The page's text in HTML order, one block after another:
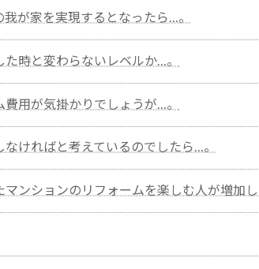
が家を実現するとなったら…。
時と変わらないレベルか…。
費用が気掛かりでしょうが…。
ければと考えているのでしたら…。
マンションのリフォームを楽しむ人が増加し